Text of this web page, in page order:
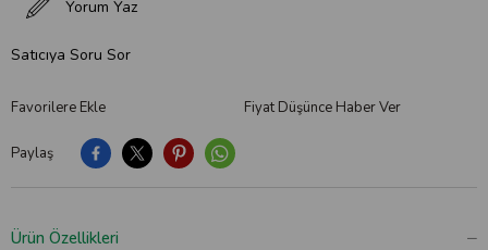
Paylaş
Favorilere Ekle Fiyat Düşünce Haber Ver
Yorum Yaz
Satıcıya Soru Sor
Ürün Özellikleri